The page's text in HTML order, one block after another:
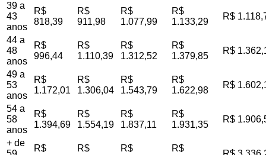
39 a
43
anos
R$
818,39
R$
911,98
R$
1.077,99
R$
1.133,29
R$
44 a
48
anos
R$
996,44
R$
1.110,39
R$
1.312,52
R$
1.379,85
R$
49 a
53
anos
R$
1.172,01
R$
1.306,04
R$
1.543,79
R$
1.622,98
R$
54 a
58
anos
R$
1.394,69
R$
1.554,19
R$
1.837,11
R$
1.931,35
R$
+ de
R$
R$
R$
R$